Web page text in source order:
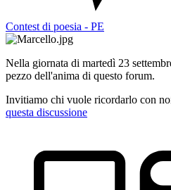
Contest di poesia - PE
Nella giornata di martedì 23
pezzo dell'anima di questo forum.
Invitiamo chi vuole ricordarlo con
questa discussione